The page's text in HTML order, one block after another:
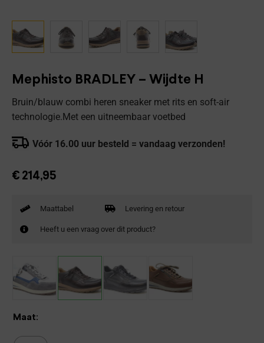
Mephisto BRADLEY – Wijdte H
Bruin/blauw combi heren sneaker met rits en soft-air
technologie.Met een uitneembaar voetbed
Vóór 16.00 uur besteld = vandaag verzonden!
€ 214,95
Maattabel Levering en retour
Heeft u een vraag over dit product?
Maat: